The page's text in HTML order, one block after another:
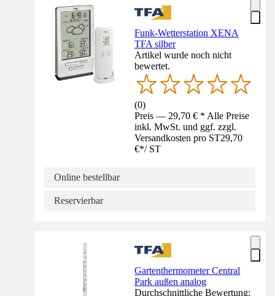
Funk-Wetterstation XENA
TFA silber
Artikel wurde noch nicht
bewertet.
(0)
Preis — 29,70 € * Alle Preise
inkl. MwSt. und ggf. zzgl.
Versandkosten pro ST29,70
€*/ ST
Online bestellbar
Reservierbar
Gartenthermometer Central
Park außen analog
Durchschnittliche Bewertung: